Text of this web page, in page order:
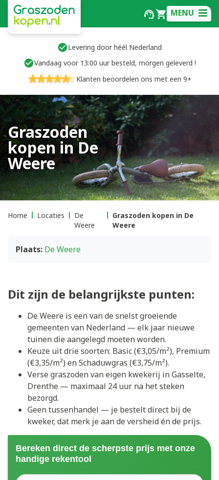
MENU
Levering door héél Nederland
Vandaag voor 13:00 uur besteld, morgen geleverd !
Klanten beoordelen ons met een 9+
Graszoden
kopen in De
Weere
Home Locaties
De
Weere
Graszoden kopen in De
Weere
Plaats: De Weere
Dit zijn de belangrijkste punten:
De Weere is een van de snelst groeiende
gemeenten van Nederland — elk jaar nieuwe
tuinen die aangelegd moeten worden.
Keuze uit drie soorten: Basic (€3,05/m²), Premium
(€3,35/m²) en Schaduwgras (€3,75/m²).
Verse graszoden van eigen kwekerij in Gasselte,
Drenthe — maximaal 24 uur na het steken
bezorgd.
Geen tussenhandel — je bestelt direct bij de
kweker, dat merk je aan de versheid én de prijs.
Bereken direct de scherpste prijs met onze
handige rekentool
Aantal vierkante meter